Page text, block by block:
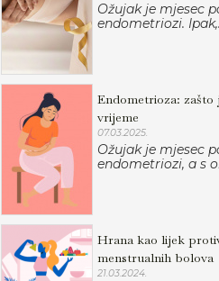
Ožujak je mjesec
endometriozi.
Endometrioza:
vrijeme
07.03.2025.
Ožujak je mjesec
endometriozi, a s
Hrana kao lijek
menstrualnih bolova
21.03.2024.